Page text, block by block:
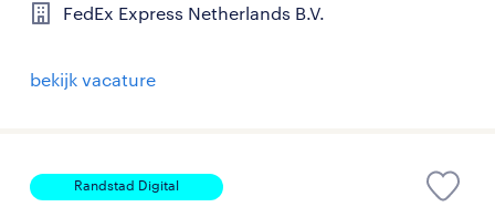
FedEx Express Netherlands B.V.
bekijk vacature
Randstad Digital